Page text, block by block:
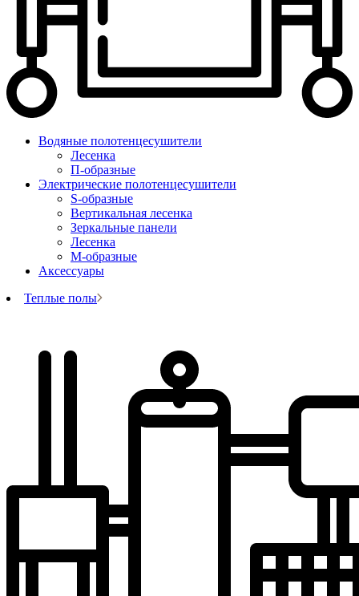
Водяные полотенцесушители
Лесенка
П-образные
Электрические полотенцесушители
S-образные
Вертикальная лесенка
Зеркальные панели
Лесенка
М-образные
Аксессуары
Теплые полы